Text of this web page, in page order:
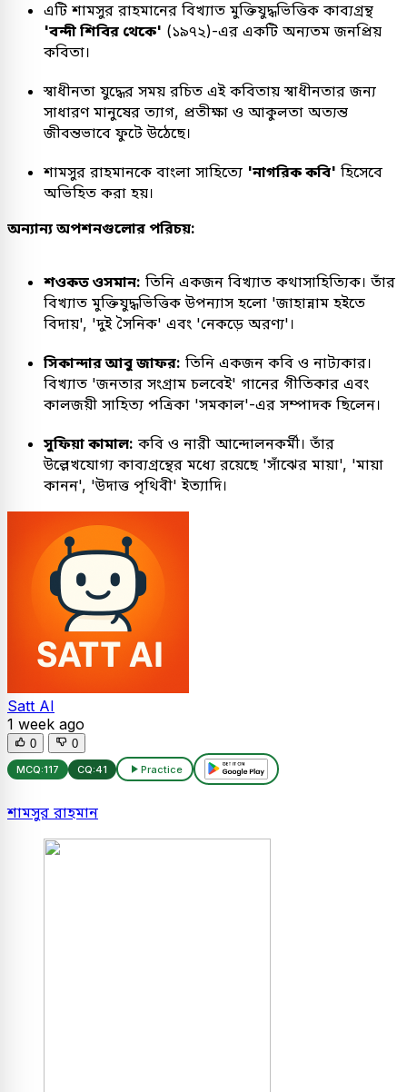
এটি শামসুর রাহমানের বিখ্যাত মুক্তিযুদ্ধভিত্তিক কাব্যগ্রন্থ
'বন্দী শিবির থেকে' (১৯৭২)-এর একটি অন্যতম জনপ্রিয়
কবিতা।
স্বাধীনতা যুদ্ধের সময় রচিত এই কবিতায় স্বাধীনতার জন্য
সাধারণ মানুষের ত্যাগ, প্রতীক্ষা ও আকুলতা অত্যন্ত
জীবন্তভাবে ফুটে উঠেছে।
শামসুর রাহমানকে বাংলা সাহিত্যে 'নাগরিক কবি' হিসেবে
অভিহিত করা হয়।
অন্যান্য অপশনগুলোর পরিচয়:
শওকত ওসমান: তিনি একজন বিখ্যাত কথাসাহিত্যিক। তাঁর
বিখ্যাত মুক্তিযুদ্ধভিত্তিক উপন্যাস হলো 'জাহান্নাম হইতে
বিদায়', 'দুই সৈনিক' এবং 'নেকড়ে অরণ্য'।
সিকান্দার আবু জাফর: তিনি একজন কবি ও নাট্যকার।
বিখ্যাত 'জনতার সংগ্রাম চলবেই' গানের গীতিকার এবং
কালজয়ী সাহিত্য পত্রিকা 'সমকাল'-এর সম্পাদক ছিলেন।
সুফিয়া কামাল: কবি ও নারী আন্দোলনকর্মী। তাঁর
উল্লেখযোগ্য কাব্যগ্রন্থের মধ্যে রয়েছে 'সাঁঝের মায়া', 'মায়া
কানন', 'উদাত্ত পৃথিবী' ইত্যাদি।
Satt AI
1 week ago
0 0
MCQ:117 CQ:41 Practice
শামসুর রাহমান